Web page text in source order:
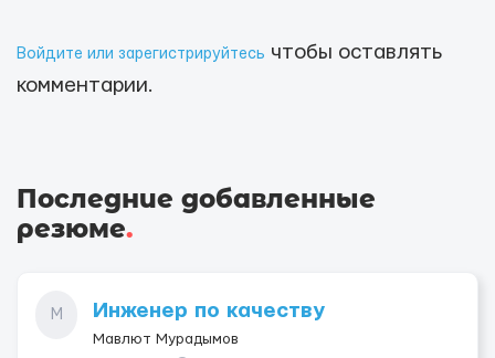
Войдите или зарегистрируйтесь чтобы оставлять
комментарии.
Последние добавленные
резюме.
М Инженер по качеству
Мавлют Мурадымов